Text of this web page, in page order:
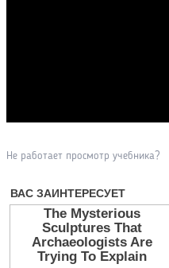
Не работает просмотр учебника?